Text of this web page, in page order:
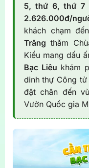
5, thứ 6, thứ 7
2.626.000đ/
khách chạm đến
Trăng thăm
Kiểu mang dấu
Bạc Liêu khám
dinh thự Công
đặt chân đến
Vườn Quốc gia